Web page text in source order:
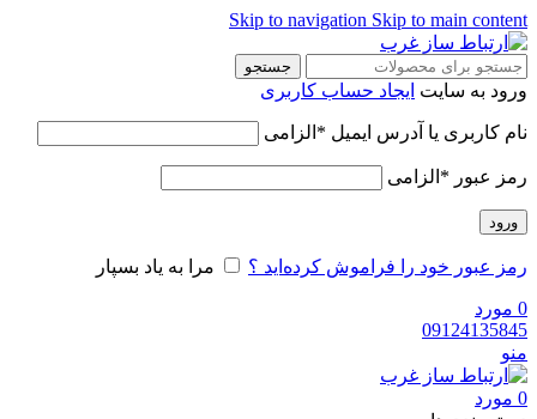
Skip to navigation Skip to main content
جستجو
ورود به سایت ایجاد حساب کاربری
نام کاربری یا آدرس ایمیل * الزامی
رمز عبور * الزامی
ورود
رمز عبور خود را فراموش کرده‌اید ؟ مرا به یاد بسپار
0 مورد
09124135845
منو
0 مورد